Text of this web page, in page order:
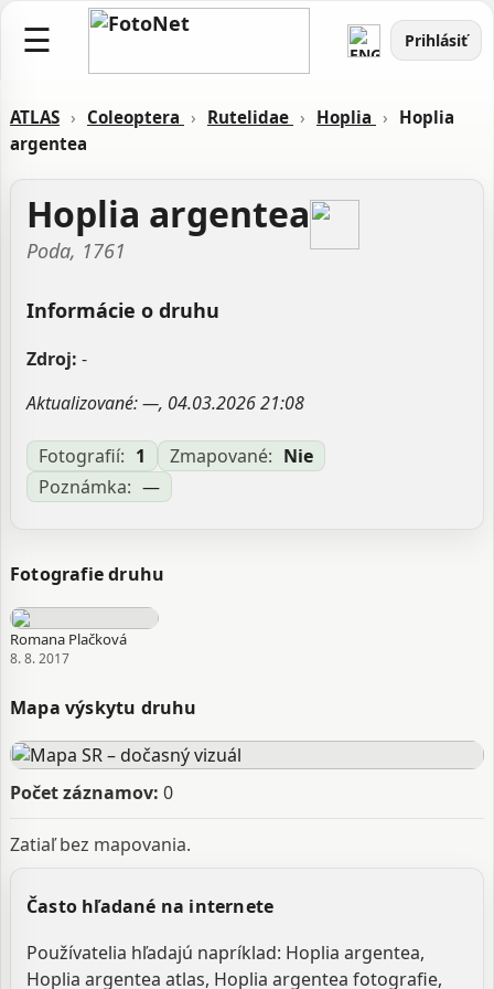
☰ Prihlásiť
ATLAS › Coleoptera › Rutelidae › Hoplia › Hoplia
argentea
Hoplia argentea
Poda, 1761
Informácie o druhu
Zdroj: -
Aktualizované: —, 04.03.2026 21:08
Fotografií: 1 Zmapované: Nie
Poznámka: —
Fotografie druhu
Romana Plačková
8. 8. 2017
Mapa výskytu druhu
Počet záznamov: 0
Zatiaľ bez mapovania.
Často hľadané na internete
Používatelia hľadajú napríklad: Hoplia argentea,
Hoplia argentea atlas, Hoplia argentea fotografie,